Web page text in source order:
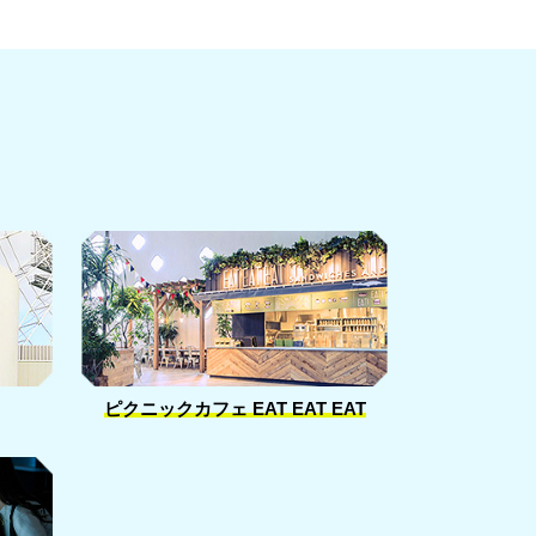
ピクニックカフェEAT EAT EAT